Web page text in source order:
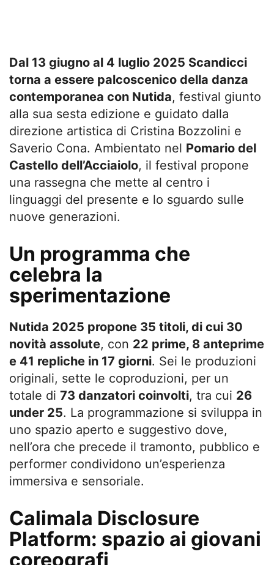
Dal 13 giugno al 4 luglio 2025 Scandicci
torna a essere palcoscenico della danza
contemporanea con Nutida, festival giunto
alla sua sesta edizione e guidato dalla
direzione artistica di Cristina Bozzolini e
Saverio Cona. Ambientato nel Pomario del
Castello dell’Acciaiolo, il festival propone
una rassegna che mette al centro i
linguaggi del presente e lo sguardo sulle
nuove generazioni.
Un programma che
celebra la
sperimentazione
Nutida 2025 propone 35 titoli, di cui 30
novità assolute, con 22 prime, 8 anteprime
e 41 repliche in 17 giorni. Sei le produzioni
originali, sette le coproduzioni, per un
totale di 73 danzatori coinvolti, tra cui 26
under 25. La programmazione si sviluppa in
uno spazio aperto e suggestivo dove,
nell’ora che precede il tramonto, pubblico e
performer condividono un’esperienza
immersiva e sensoriale.
Calimala Disclosure
Platform: spazio ai giovani
coreografi